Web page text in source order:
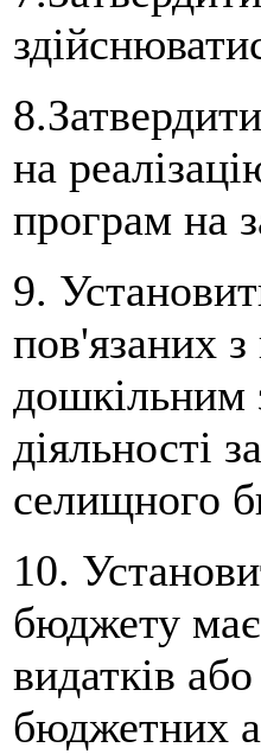
на
програм на
9.
пов'язаних
дошкільним
діяльності
селищного
10.
бюджету має
видатків
бюджетних